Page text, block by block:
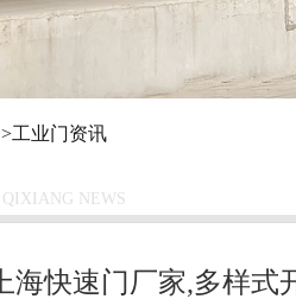
>工业门资讯
QIXIANG NEWS
上海快速门厂家,多样式